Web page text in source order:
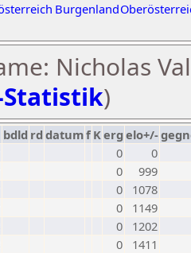
Burgenland
Nicholas
)
bdld rd datumf Kerg elo+/-
0
0
0
999
0
1078
0
1149
0
1202
0
1411